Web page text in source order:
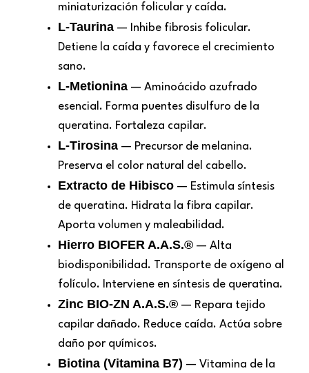
miniaturización folicular y caída.
L-Taurina — Inhibe fibrosis folicular.
Detiene la caída y favorece el crecimiento
sano.
L-Metionina — Aminoácido azufrado
esencial. Forma puentes disulfuro de la
queratina. Fortaleza capilar.
L-Tirosina — Precursor de melanina.
Preserva el color natural del cabello.
Extracto de Hibisco — Estimula síntesis
de queratina. Hidrata la fibra capilar.
Aporta volumen y maleabilidad.
Hierro BIOFER A.A.S.® — Alta
biodisponibilidad. Transporte de oxígeno al
folículo. Interviene en síntesis de queratina.
Zinc BIO-ZN A.A.S.® — Repara tejido
capilar dañado. Reduce caída. Actúa sobre
daño por químicos.
Biotina (Vitamina B7) — Vitamina de la